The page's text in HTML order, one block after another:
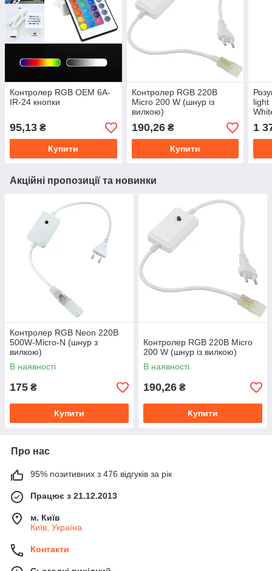
Контролер RGB OEM 6А-
IR-24 кнопки
95,13 ₴
Купити
Контролер RGB 220B
Micro 200 W (шнур із
вилкою)
190,26₴
Купити
light
1
Акційні пропозиції та новинки
Контролер RGB Neon 220B
500W-Micro-N (шнур з
вилкою)
В наявності
175 ₴
Купити
Контролер RGB 220B Micro
200 W (шнур із вилкою)
В наявності
190,26 ₴
Купити
Про нас
95% позитивних з 476 відгуків за рік
Працює з 21.12.2013
м. Київ
Київ, Україна
Контакти